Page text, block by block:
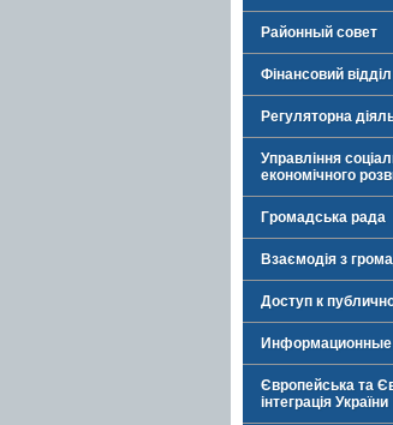
Районный совет
Фінансовий відділ
Регуляторна
Управління
економічного
Громадська рада
Взаємодія з
Доступ к
Європейська та
інтеграція України